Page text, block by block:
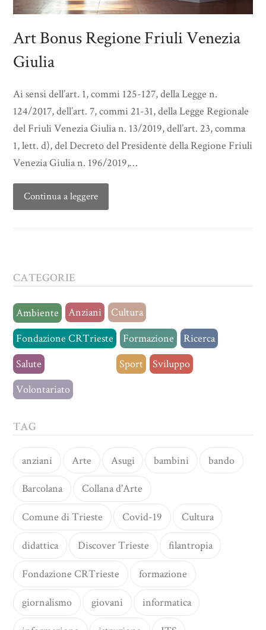
Art Bonus Regione Friuli Venezia
Giulia
Ai sensi dell’art. 1, commi 125-127, della Legge n.
124/2017, dell’art. 7, commi 21-31, della Legge Regionale
del Friuli Venezia Giulia n. 13/2019, dell’art. 23, comma
1, lett. d), del Decreto del Presidente della Regione Friuli
Venezia Giulia n. 196/2019,…
Continua a leggere
CATEGORIE
Ambiente Anziani
Cultura
Fondazione CRTrieste
Formazione
Ricerca
Salute
Sport
Sviluppo
Volontariato
TAG
anziani Arte Asugi bambini bando
Barcolana Collana d'Arte
Comune di Trieste Covid-19 Cultura
didattica Discover Trieste filantropia
Fondazione CRTrieste formazione
giornalismo giovani informatica